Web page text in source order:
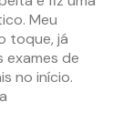
Meu
toque, já
exames de
no início.